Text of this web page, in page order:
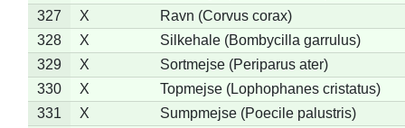
327
X
Ravn (Corvus corax)
328
X
Silkehale (Bombycilla garrulus)
329
X
Sortmejse (Periparus ater)
330
X
Topmejse (Lophophanes cristatus)
331
X
Sumpmejse (Poecile palustris)